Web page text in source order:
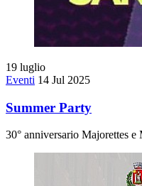
19 luglio
Eventi 14 Jul 2025
Summer Party
30° anniversario Majorettes e